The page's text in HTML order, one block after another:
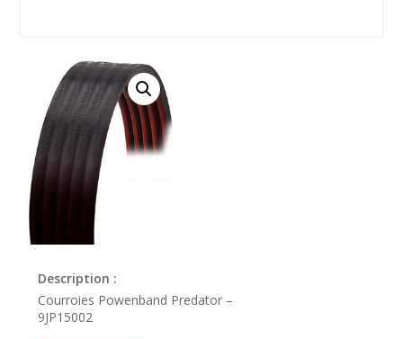
Description :
Courroies Powenband Predator –
9JP15002